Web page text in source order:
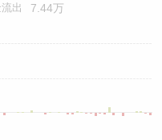
出 7.44万